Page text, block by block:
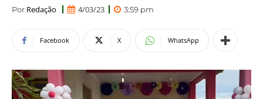
Por Redação 4/03/23 3:59 pm
Facebook X WhatsApp